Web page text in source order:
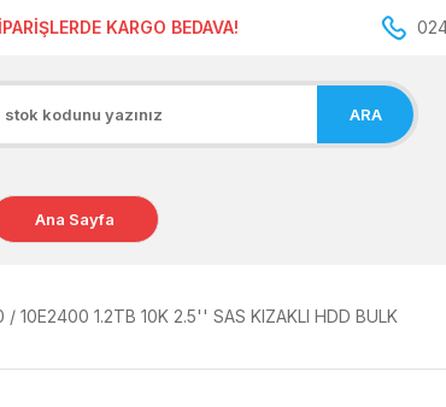
KARGO BEDAVA!
ARA
Ana Sayfa
/ 10E2400 1.2TB 10K 2.5'' SAS KIZAKLI HDD BULK